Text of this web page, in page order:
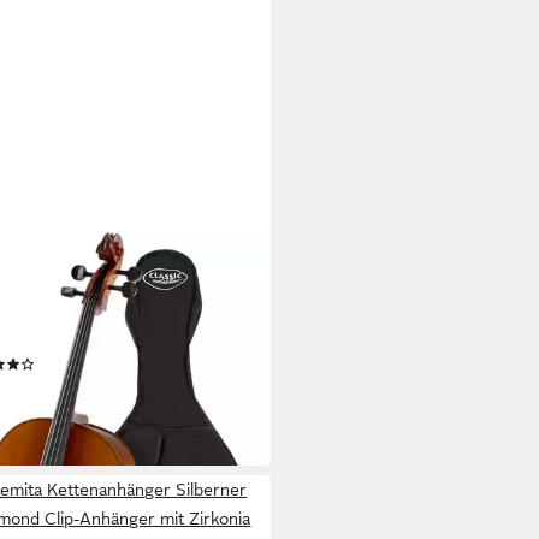
CANTABILE
Student Cello in 4/4 Größe,
Set, inkl. Tasche und
Handgefertigte Qualität
- in 2-3 Werktagen bei dir
Kettenanhänger Silberner
Clip-Anhänger mit Zirkonia